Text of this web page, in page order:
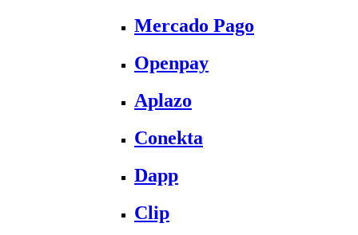
Mercado Pago
Openpay
Aplazo
Conekta
Dapp
Clip